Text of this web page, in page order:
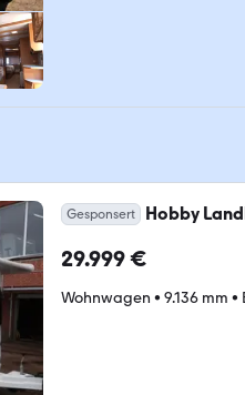
Gesponsert Hobby
29.999 €
Wohnwagen • 9.136 mm •